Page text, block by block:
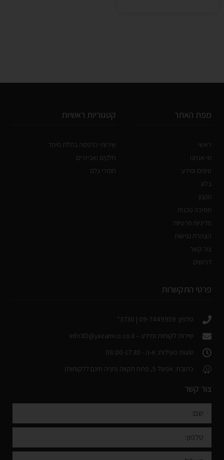
מפת האתר
ראשי
מי אנחנו
טיפים ומידע
בלוג
תקנון
תמיכה טכנית
מדיניות פרטיות
הצהרת נגישות
צור קשר
דרושים
קטגוריות ראשיות
שירותי הדפסה בתלת מימד
חלקים ואביזרים
חומרי גלם
פרטי התקשרות
טלפון: 09-7449959 | 3730*
שירות לקוחות ומידע – Info3D@yazamco.co.il
שעות פעילות: א-ה - 08:00-17:30
כתובת: אפעל 5, פתח תקווה (חניה חינם ללקוחות)
צור קשר